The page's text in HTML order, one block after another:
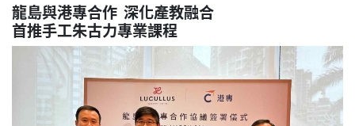
龍島與港專合作 深化產教融合
首推手工朱古力專業課程